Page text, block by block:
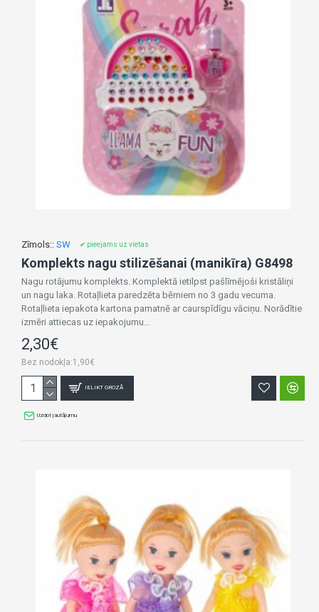
Zīmols:: SW ✔ pieejams uz vietas
Komplekts nagu stilizēšanai (manikīra) G8498
Nagu rotājumu komplekts. Komplektā ietilpst pašlīmējoši kristāliņi
un nagu laka. Rotaļlieta paredzēta bērniem no 3 gadu vecuma.
Rotaļlieta iepakota kartona pamatnē ar caurspīdīgu vāciņu. Norādītie
izmēri attiecas uz iepakojumu...
2,30€
Bez nodokļa:1,90€
IELIKT GROZĀ
Uzdot jautājumu